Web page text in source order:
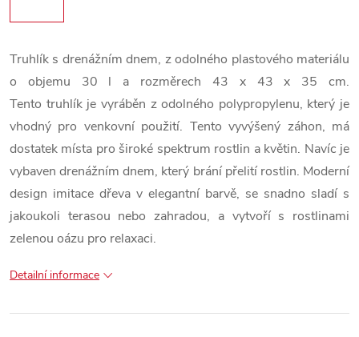
Truhlík s drenážním dnem, z odolného plastového materiálu
o objemu 30 l a rozměrech 43 x 43 x 35 cm.
Tento truhlík je vyráběn z odolného polypropylenu, který je
vhodný pro venkovní použití. Tento vyvýšený záhon, má
dostatek místa pro široké spektrum rostlin a květin. Navíc je
vybaven drenážním dnem, který brání přelití rostlin. Moderní
design imitace dřeva v elegantní barvě, se snadno sladí s
jakoukoli terasou nebo zahradou, a vytvoří s rostlinami
zelenou oázu pro relaxaci.
Detailní informace